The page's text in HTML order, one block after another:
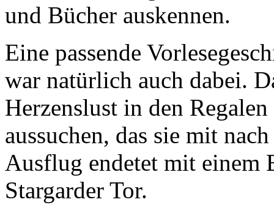
und Bücher auskennen.
Eine passende
war natürlich auch dabei.
Herzenslust in den
aussuchen, das sie mit
Ausflug endetet mit einem
Stargarder Tor.